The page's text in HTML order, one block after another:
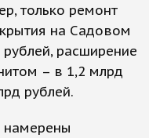
только ремонт
на Садовом
расширение
– в 1,2 млрд
рублей.
намерены